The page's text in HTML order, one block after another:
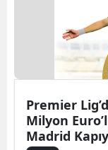
Premier
Milyon
Madrid